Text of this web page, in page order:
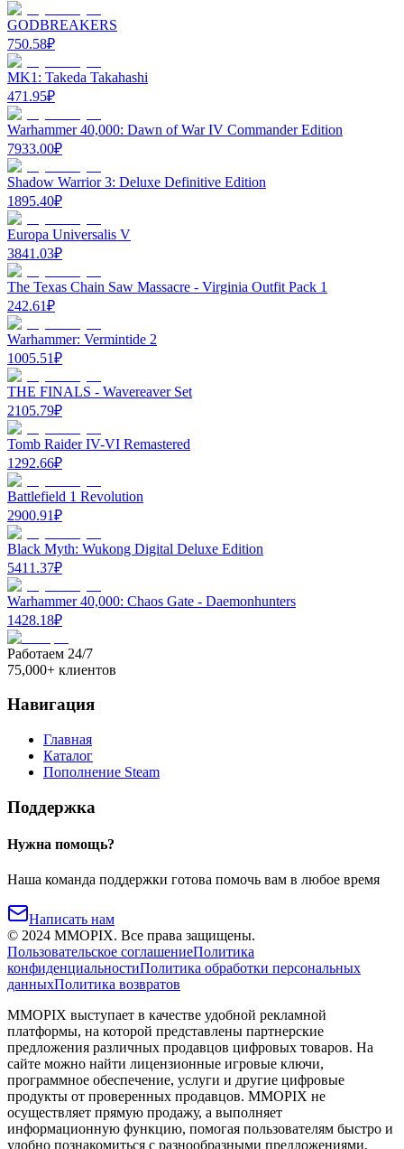
GODBREAKERS
750.58₽
MK1: Takeda Takahashi
471.95₽
Warhammer 40,000: Dawn of War IV Commander Edition
7933.00₽
Shadow Warrior 3: Deluxe Definitive Edition
1895.40₽
Europa Universalis V
3841.03₽
The Texas Chain Saw Massacre - Virginia Outfit Pack 1
242.61₽
Warhammer: Vermintide 2
1005.51₽
THE FINALS - Wavereaver Set
2105.79₽
Tomb Raider IV-VI Remastered
1292.66₽
Battlefield 1 Revolution
2900.91₽
Black Myth: Wukong Digital Deluxe Edition
5411.37₽
Warhammer 40,000: Chaos Gate - Daemonhunters
1428.18₽
Работаем 24/7
75,000+ клиентов
Навигация
Главная
Каталог
Пополнение Steam
Поддержка
Нужна помощь?
Наша команда поддержки готова помочь вам в любое время
Написать нам
© 2024 MMOPIX. Все права защищены.
Пользовательское соглашениеПолитика
конфиденциальностиПолитика обработки персональных
данныхПолитика возвратов
MMOPIX выступает в качестве удобной рекламной
платформы, на которой представлены партнерские
предложения различных продавцов цифровых товаров. На
сайте можно найти лицензионные игровые ключи,
программное обеспечение, услуги и другие цифровые
продукты от проверенных продавцов. MMOPIX не
осуществляет прямую продажу, а выполняет
информационную функцию, помогая пользователям быстро и
удобно познакомиться с разнообразными предложениями,